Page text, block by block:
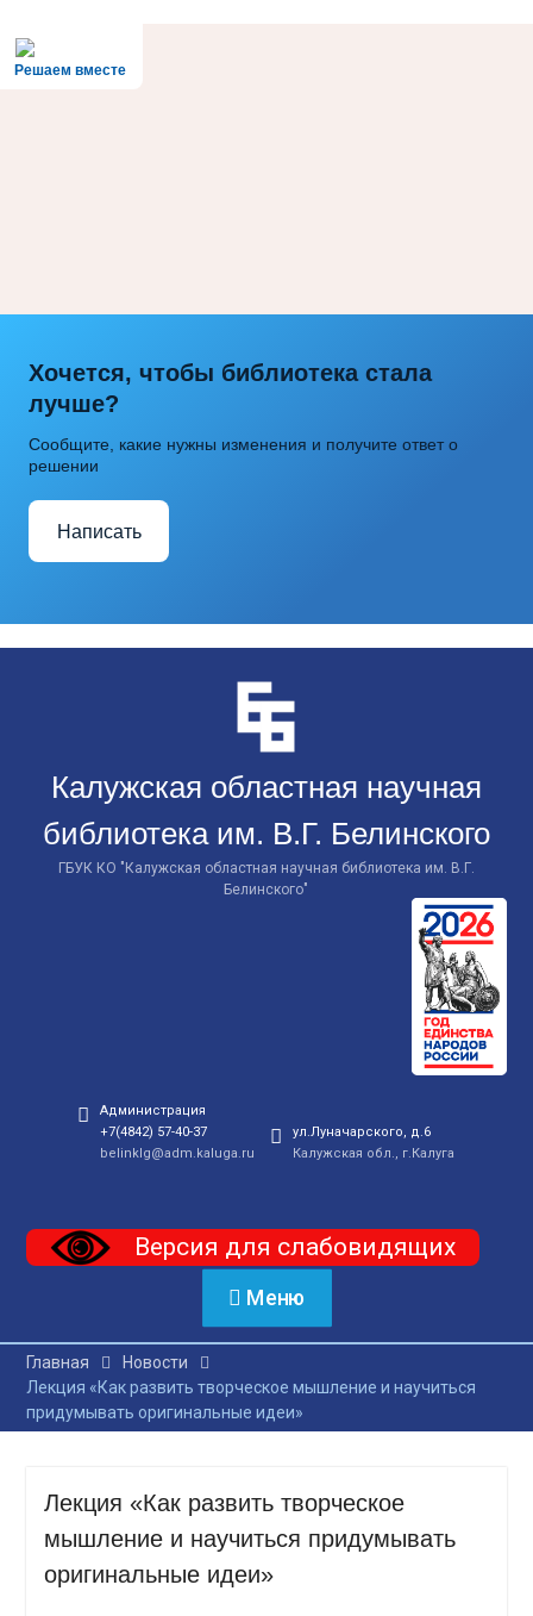
Решаем вместе
Хочется, чтобы библиотека стала
лучше?
Сообщите, какие нужны изменения и получите ответ о
решении
Написать
Калужская областная научная
библиотека им. В.Г. Белинского
ГБУК КО "Калужская областная научная библиотека им. В.Г.
Белинского"
Администрация
+7(4842) 57-40-37
belinklg@adm.kaluga.ru
ул.Луначарского, д.6
Калужская обл., г.Калуга
Версия для слабовидящих
Меню
Главная
Новости
Лекция «Как развить творческое мышление и научиться
придумывать оригинальные идеи»
Лекция «Как развить творческое
мышление и научиться придумывать
оригинальные идеи»